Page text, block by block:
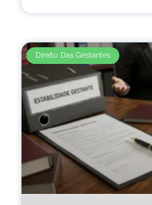
Direito Das Gestantes